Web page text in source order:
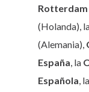
(Holanda),
(Alemania),
España, la
Española, la